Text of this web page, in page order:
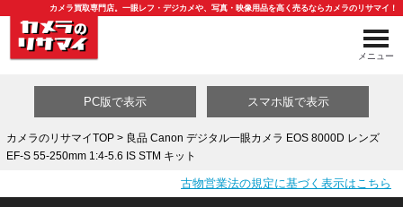
カメラ買取専門店。一眼レフ・デジカメや、写真・映像用品を高く売るならカメラのリサマイ！
メニュー
PC版で表示 スマホ版で表示
カメラのリサマイTOP> 良品 Canon デジタル一眼カメラ EOS 8000D レンズ
EF-S 55-250mm 1:4-5.6 IS STM キット
古物営業法の規定に基づく表示はこちら